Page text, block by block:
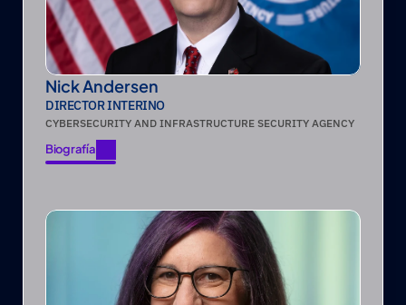
Nick Andersen
DIRECTOR INTERINO
CYBERSECURITY AND INFRASTRUCTURE SECURITY AGENCY
Biografía
Biografía